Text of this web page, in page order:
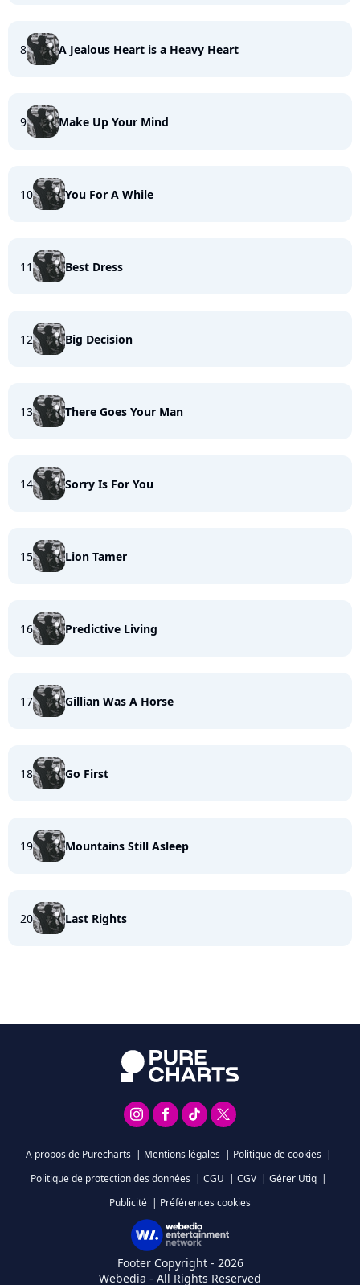
8 A Jealous Heart is a Heavy Heart
9 Make Up Your Mind
10 You For A While
11 Best Dress
12 Big Decision
13 There Goes Your Man
14 Sorry Is For You
15 Lion Tamer
16 Predictive Living
17 Gillian Was A Horse
18 Go First
19 Mountains Still Asleep
20 Last Rights
A propos de Purecharts | Mentions légales | Politique de cookies |
Politique de protection des données | CGU | CGV | Gérer Utiq |
Publicité | Préférences cookies
Footer Copyright - 2026
Webedia - All Rights Reserved